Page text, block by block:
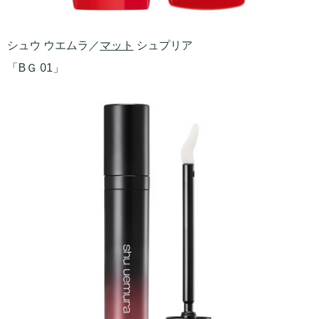
シュウ ウエムラ／マット シュプリア
「BＧ 01」